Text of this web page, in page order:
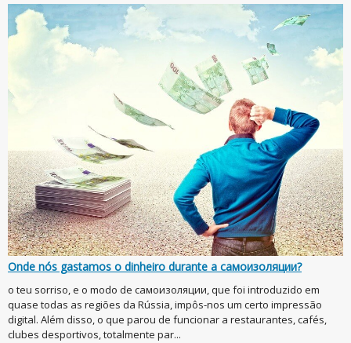
Onde nós gastamos o dinheiro durante a самоизоляции?
o teu sorriso, e o modo de самоизоляции, que foi introduzido em
quase todas as regiões da Rússia, impôs-nos um certo impressão
digital. Além disso, o que parou de funcionar a restaurantes, cafés,
clubes desportivos, totalmente par...